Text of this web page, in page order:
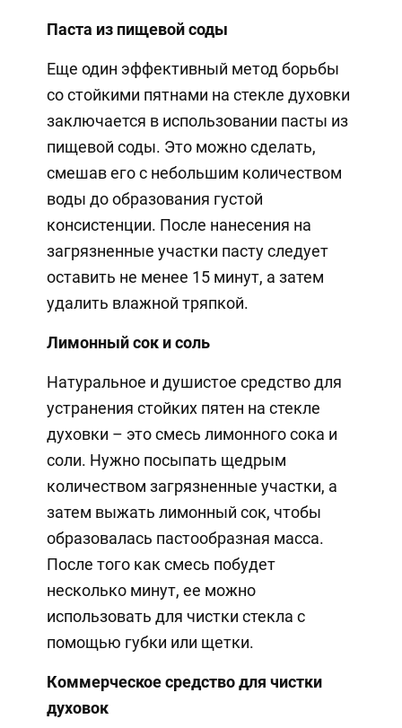
Паста из пищевой соды
Еще один эффективный метод борьбы
со стойкими пятнами на стекле духовки
заключается в использовании пасты из
пищевой соды. Это можно сделать,
смешав его с небольшим количеством
воды до образования густой
консистенции. После нанесения на
загрязненные участки пасту следует
оставить не менее 15 минут, а затем
удалить влажной тряпкой.
Лимонный сок и соль
Натуральное и душистое средство для
устранения стойких пятен на стекле
духовки – это смесь лимонного сока и
соли. Нужно посыпать щедрым
количеством загрязненные участки, а
затем выжать лимонный сок, чтобы
образовалась пастообразная масса.
После того как смесь побудет
несколько минут, ее можно
использовать для чистки стекла с
помощью губки или щетки.
Коммерческое средство для чистки
духовок